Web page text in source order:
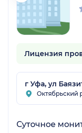
Лицензия
г Уфа, ул
Октябрьский
Суточное